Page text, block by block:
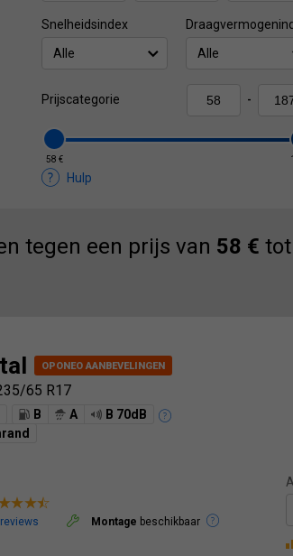
Snelheidsindex
Alle
Alle
Prijscategorie -
58 €
Hulp
tegen een prijs van 58 € tot
65 R17
B A
B 70dB
Montage beschikbaar